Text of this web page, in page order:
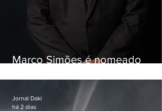
Marco Simões é nomeado
Jornal Daki
há 2 dias